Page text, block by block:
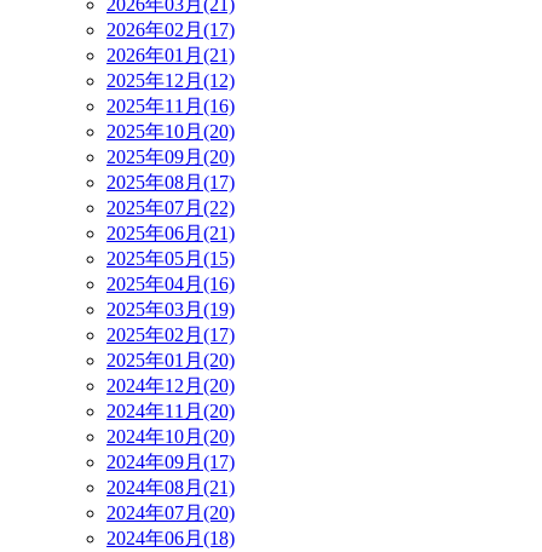
2026年03月(21)
2026年02月(17)
2026年01月(21)
2025年12月(12)
2025年11月(16)
2025年10月(20)
2025年09月(20)
2025年08月(17)
2025年07月(22)
2025年06月(21)
2025年05月(15)
2025年04月(16)
2025年03月(19)
2025年02月(17)
2025年01月(20)
2024年12月(20)
2024年11月(20)
2024年10月(20)
2024年09月(17)
2024年08月(21)
2024年07月(20)
2024年06月(18)